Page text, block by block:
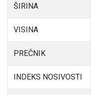
ŠIRINA
VISINA
PREČNIK
INDEKS NOSIVOSTI